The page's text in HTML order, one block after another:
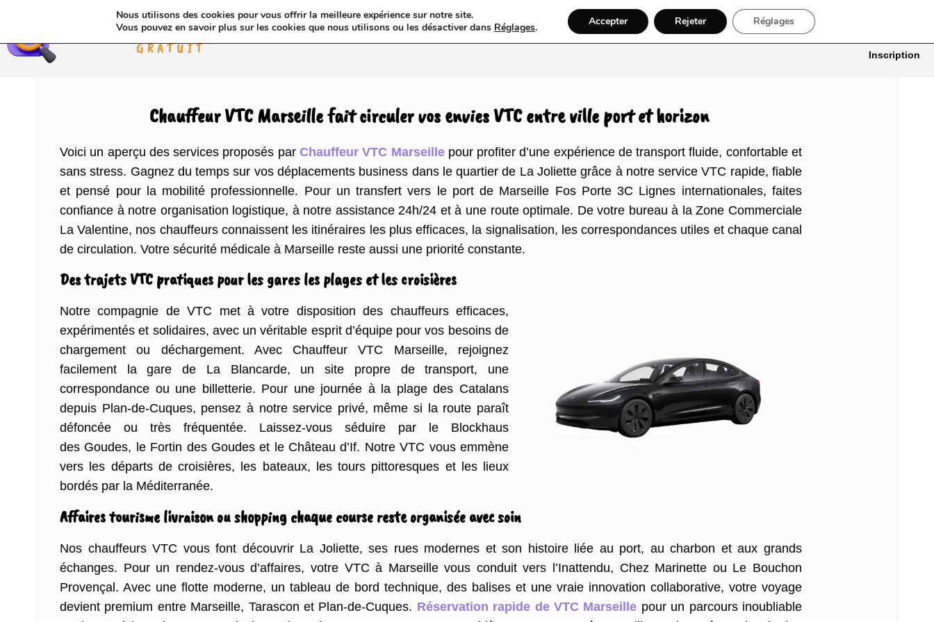
Annuaires & Blogs Web Taxi VTC Ambulance Locations De Voitures Bâtiment, Artisans & Électriciens
Inscription
Chauffeur VTC Marseille fait circuler vos envies VTC entre ville port et horizon
Voici un aperçu des services proposés par Chauffeur VTC Marseillepour profiter d’une expérience de transport fluide, confortable et
sans stress. Gagnez du temps sur vos déplacements business dans le quartier de La Joliette grâce à notre service VTC rapide, fiable
et pensé pour la mobilité professionnelle. Pour un transfert vers le port de Marseille Fos Porte 3C Lignes internationales, faites
confiance à notre organisation logistique, à notre assistance 24h/24 et à une route optimale. De votre bureau à la Zone Commerciale
La Valentine, nos chauffeurs connaissent les itinéraires les plus efficaces, la signalisation, les correspondances utiles et chaque canal
de circulation. Votre sécurité médicale à Marseille reste aussi une priorité constante.
Des trajets VTC pratiques pour les gares les plages et les croisières
Notre compagnie de VTC met à votre disposition des chauffeurs efficaces,
expérimentés et solidaires, avec un véritable esprit d’équipe pour vos besoins de
chargement ou déchargement. Avec Chauffeur VTC Marseille, rejoignez
facilement la gare de La Blancarde, un site propre de transport, une
correspondance ou une billetterie. Pour une journée à la plage des Catalans
depuis Plan-de-Cuques, pensez à notre service privé, même si la route paraît
défoncée ou très fréquentée. Laissez-vous séduire par le Blockhaus
des Goudes, le Fortin des Goudes et le Château d’If. Notre VTC vous emmène
vers les départs de croisières, les bateaux, les tours pittoresques et les lieux
bordés par la Méditerranée.
Affaires tourisme livraison ou shopping chaque course reste organisée avec soin
Nos chauffeurs VTC vous font découvrir La Joliette, ses rues modernes et son histoire liée au port, au charbon et aux grands
échanges. Pour un rendez-vous d’affaires, votre VTC à Marseille vous conduit vers l’Inattendu, Chez Marinette ou Le Bouchon
Provençal. Avec une flotte moderne, un tableau de bord technique, des balises et une vraie innovation collaborative, votre voyage
devient premium entre Marseille, Tarascon et Plan-de-Cuques. Réservation rapide de VTC Marseille pour un parcours inoubliable
Nous utilisons des cookies pour vous offrir la meilleure expérience sur notre site.
Vous pouvez en savoir plus sur les cookies que nous utilisons ou les désactiver dans Réglages. Accepter Rejeter Réglages